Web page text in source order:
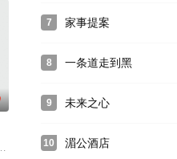
到好心的房东夫妻收留，
门前驻足。他的目光被酒店外的一
宇饰)、淑仪(潘灿良饰)、泰哥(黄德
7 家事提案
8 一条道走到黑
9 未来之心
10 湄公酒店